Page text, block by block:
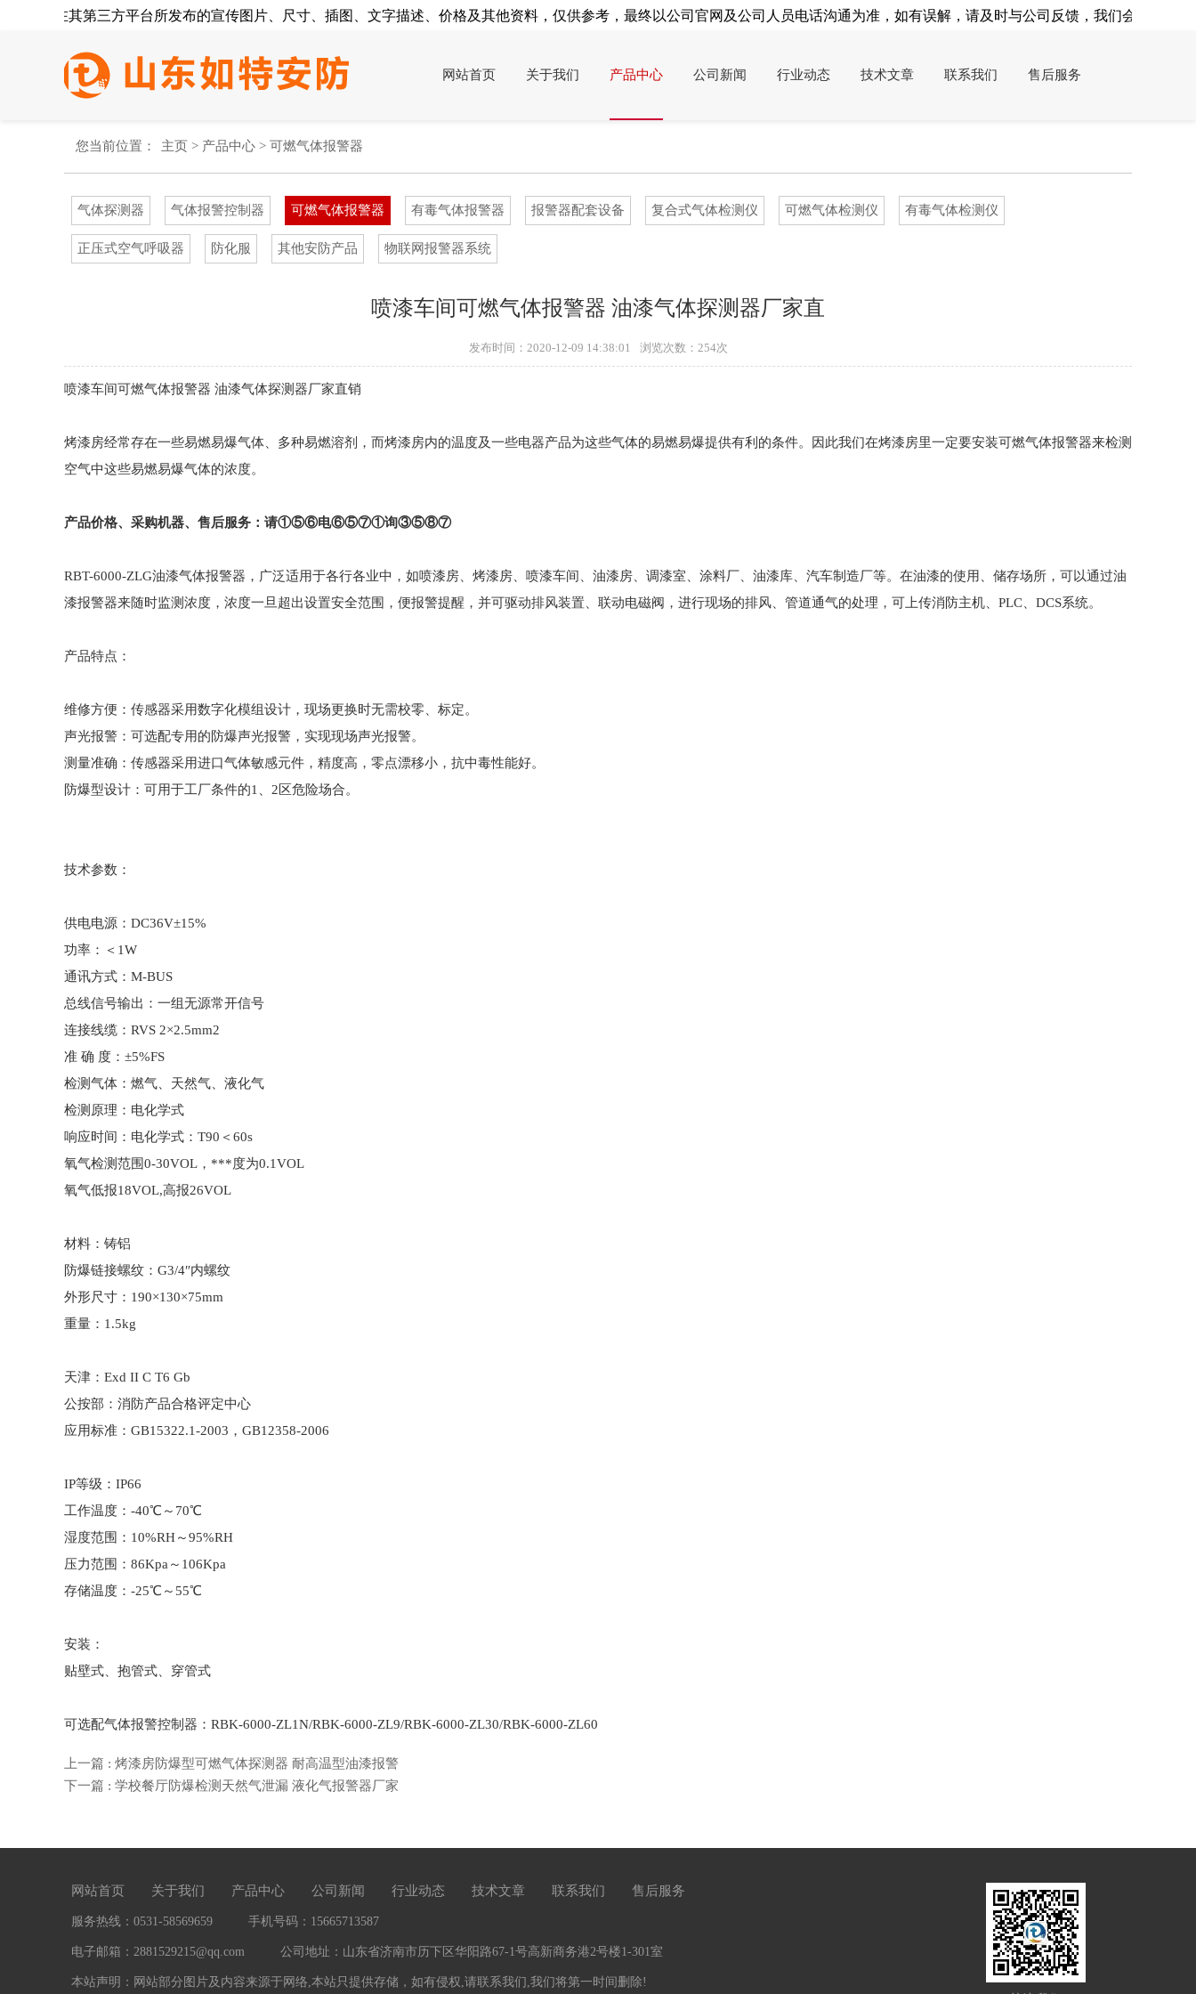
品在其第三方平台所发布的宣传图片、尺寸、插图、文字描述、价格及其他资料，仅供参考，最终以公司官网及公司人员电话沟通为准，如有误解，请及时与公司反馈，我们会及时处理！
网站首页 关于我们 产品中心 公司新闻 行业动态 技术文章 联系我们 售后服务
您当前位置： 主页 > 产品中心 > 可燃气体报警器
气体探测器 气体报警控制器 可燃气体报警器 有毒气体报警器 报警器配套设备 复合式气体检测仪 可燃气体检测仪 有毒气体检测仪
正压式空气呼吸器 防化服 其他安防产品 物联网报警器系统
喷漆车间可燃气体报警器 油漆气体探测器厂家直
发布时间：2020-12-09 14:38:01 浏览次数： 254次
喷漆车间可燃气体报警器 油漆气体探测器厂家直销
烤漆房经常存在一些易燃易爆气体、多种易燃溶剂，而烤漆房内的温度及一些电器产品为这些气体的易燃易爆提供有利的条件。因此我们在烤漆房里一定要安装可燃气体报警器来检测
空气中这些易燃易爆气体的浓度。
产品价格、采购机器、售后服务 ：请①⑤⑥电⑥⑤⑦①询③⑤⑧⑦
RBT-6000-ZLG油漆气体报警器，广泛适用于各行各业中，如喷漆房、烤漆房、喷漆车间、油漆房、调漆室、涂料厂、油漆库、汽车制造厂等。在油漆的使用、储存场所，可以通过油
漆报警器来随时监测浓度，浓度一旦超出设置安全范围，便报警提醒，并可驱动排风装置、联动电磁阀，进行现场的排风、管道通气的处理，可上传消防主机、PLC、DCS系统。
产品特点：
维修方便：传感器采用数字化模组设计，现场更换时无需校零、标定。
声光报警：可选配专用的防爆声光报警，实现现场声光报警。
测量准确：传感器采用进口气体敏感元件，精度高，零点漂移小，抗中毒性能好。
防爆型设计：可用于工厂条件的1、2区危险场合。
技术参数：
供电电源：DC36V±15%
功率：＜1W
通讯方式：M-BUS
总线信号输出：一组无源常开信号
连接线缆：RVS 2×2.5mm2
准 确 度：±5%FS
检测气体：燃气、天然气、液化气
检测原理：电化学式
响应时间：电化学式：T90＜60s
氧气检测范围0-30VOL，***度为0.1VOL
氧气低报18VOL,高报26VOL
材料：铸铝
防爆链接螺纹：G3/4″内螺纹
外形尺寸：190×130×75mm
重量：1.5kg
天津：Exd II C T6 Gb
公按部：消防产品合格评定中心
应用标准：GB15322.1-2003，GB12358-2006
IP等级：IP66
工作温度：-40℃～70℃
湿度范围：10%RH～95%RH
压力范围：86Kpa～106Kpa
存储温度：-25℃～55℃
安装：
贴壁式、抱管式、穿管式
可选配气体报警控制器：RBK-6000-ZL1N/RBK-6000-ZL9/RBK-6000-ZL30/RBK-6000-ZL60
上一篇 : 烤漆房防爆型可燃气体探测器 耐高温型油漆报警
下一篇 : 学校餐厅防爆检测天然气泄漏 液化气报警器厂家
网站首页 关于我们 产品中心 公司新闻 行业动态 技术文章 联系我们 售后服务
服务热线：0531-58569659 手机号码：15665713587
电子邮箱：2881529215@qq.com 公司地址：山东省济南市历下区华阳路67-1号高新商务港2号楼1-301室
本站声明：网站部分图片及内容来源于网络,本站只提供存储，如有侵权,请联系我们,我们将第一时间删除!